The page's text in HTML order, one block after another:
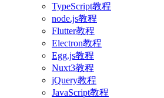
TypeScript教程
node.js教程
Flutter教程
Electron教程
Egg.js教程
Nuxt3教程
jQuery教程
JavaScript教程